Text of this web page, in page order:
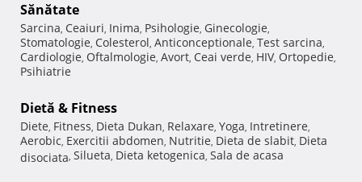
Sănătate
Sarcina, Ceaiuri, Inima, Psihologie, Ginecologie,
Stomatologie, Colesterol, Anticonceptionale, Test sarcina,
Cardiologie, Oftalmologie, Avort, Ceai verde, HIV, Ortopedie,
Psihiatrie
Dietă & Fitness
Diete, Fitness, Dieta Dukan, Relaxare, Yoga, Intretinere,
Aerobic, Exercitii abdomen, Nutritie, Dieta de slabit, Dieta
disociata, Silueta, Dieta ketogenica, Sala de acasa